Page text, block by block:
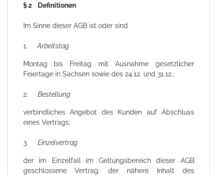
§ 2 Definitionen
Im Sinne dieser AGB ist oder sind
1. Arbeitstag
Montag bis Freitag mit Ausnahme gesetzlicher
Feiertage in Sachsen sowie des 24.12. und 31.12.;
2. Bestellung
verbindliches Angebot des Kunden auf Abschluss
eines Vertrags;
3. Einzelvertrag
der im Einzelfall im Geltungsbereich dieser AGB
geschlossene Vertrag; der nähere Inhalt des